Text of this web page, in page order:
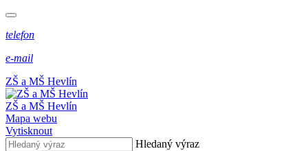
telefon
e-mail
ZŠ a MŠ Hevlín
ZŠ a MŠ Hevlín
Mapa webu
Vytisknout
Hledaný výraz